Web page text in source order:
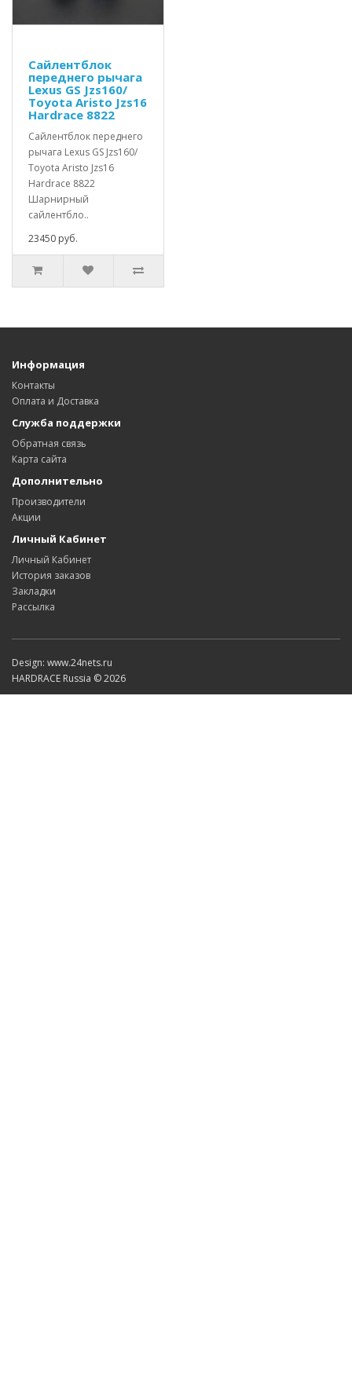
Сайлентблок
переднего рычага
Lexus GS Jzs160/
Toyota Aristo Jzs16
Hardrace 8822
Сайлентблок переднего
рычага Lexus GS Jzs160/
Toyota Aristo Jzs16
Hardrace 8822
Шарнирный
сайлентбло..
23450 руб.
Информация
Контакты
Оплата и Доставка
Служба поддержки
Обратная связь
Карта сайта
Дополнительно
Производители
Акции
Личный Кабинет
Личный Кабинет
История заказов
Закладки
Рассылка
Design: www.24nets.ru
HARDRACE Russia © 2026